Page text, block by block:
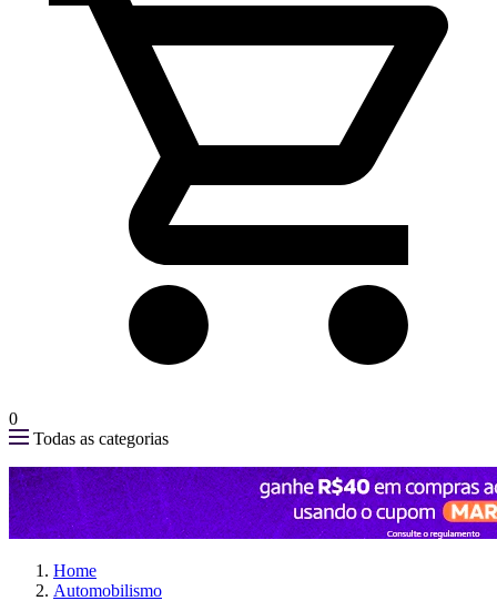
0
Todas as categorias
Home
Automobilismo